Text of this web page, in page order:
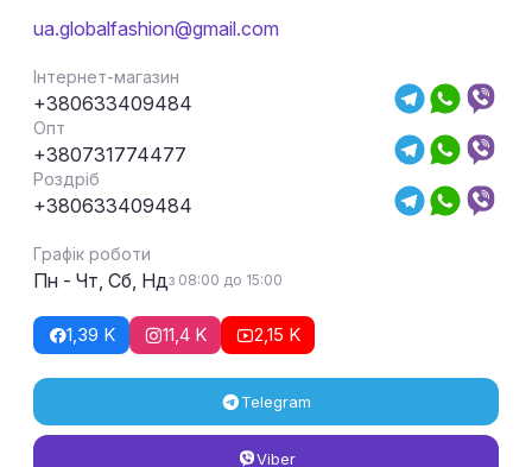
ua.globalfashion@gmail.com
Інтернет-магазин
+380633409484
Опт
+380731774477
Роздріб
+380633409484
Графік роботи
Пн - Чт, Сб, Ндз 08:00 до 15:00
1,39 K 11,4 K 2,15 K
Telegram
Viber